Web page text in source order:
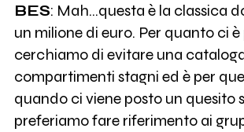
BES: Mah…questa è la classica
un milione di euro. Per quanto ci è
cerchiamo di evitare una
compartimenti stagni ed è per
quando ci viene posto un quesito
preferiamo fare riferimento ai